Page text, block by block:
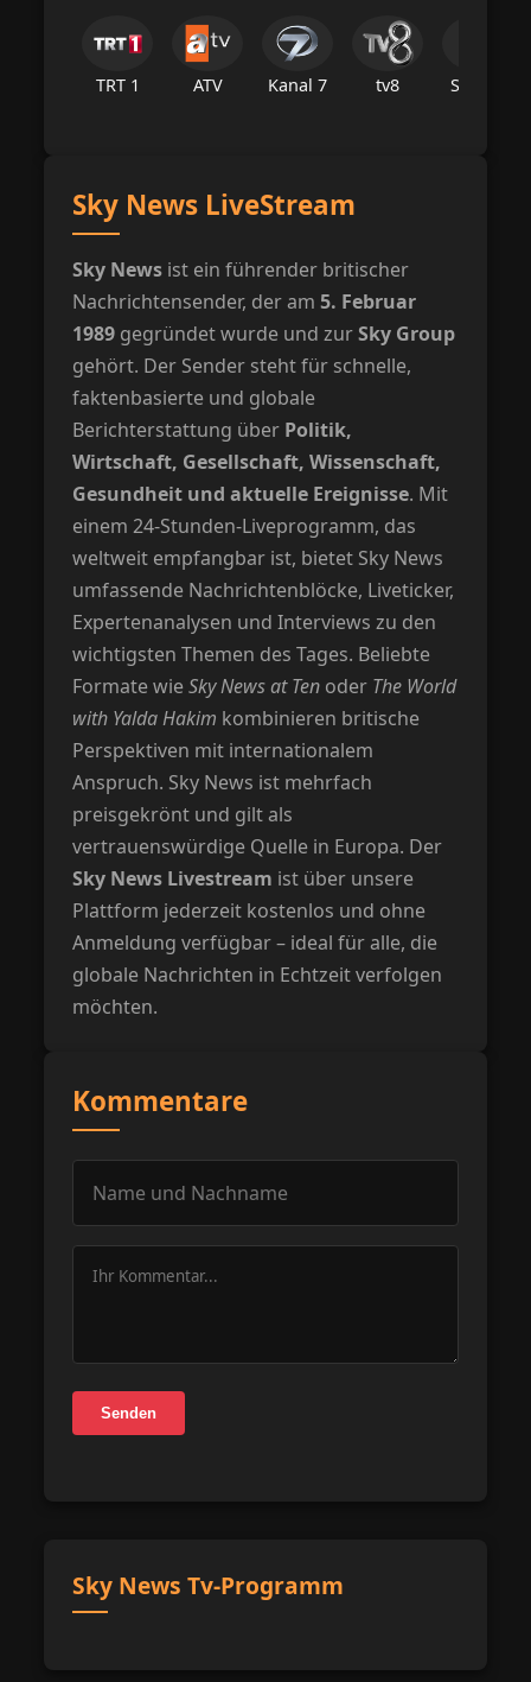
TRT 1 ATV Kanal 7 tv8 Star Tv
Sky News LiveStream
Sky News ist ein führender britischer
Nachrichtensender, der am5. Februar
1989 gegründet wurde und zurSky Group
gehört. Der Sender steht für schnelle,
faktenbasierte und globale
Berichterstattung über Politik,
Wirtschaft, Gesellschaft, Wissenschaft,
Gesundheit und aktuelle Ereignisse. Mit
einem 24-Stunden-Liveprogramm, das
weltweit empfangbar ist, bietet Sky News
umfassende Nachrichtenblöcke, Liveticker,
Expertenanalysen und Interviews zu den
wichtigsten Themen des Tages. Beliebte
Formate wieSky News at Ten oder The World
with Yalda Hakim kombinieren britische
Perspektiven mit internationalem
Anspruch. Sky News ist mehrfach
preisgekrönt und gilt als
vertrauenswürdige Quelle in Europa. Der
Sky News Livestream ist über unsere
Plattform jederzeit kostenlos und ohne
Anmeldung verfügbar – ideal für alle, die
globale Nachrichten in Echtzeit verfolgen
möchten.
Kommentare
Senden
Sky News Tv-Programm